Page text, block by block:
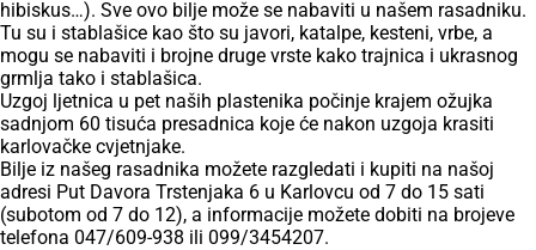
hibiskus…). Sve ovo bilje može se nabaviti u našem rasadniku.
Tu su i stablašice kao što su javori, katalpe, kesteni, vrbe, a
mogu se nabaviti i brojne druge vrste kako trajnica i ukrasnog
grmlja tako i stablašica.
Uzgoj ljetnica u pet naših plastenika počinje krajem ožujka
sadnjom 60 tisuća presadnica koje će nakon uzgoja krasiti
karlovačke cvjetnjake.
Bilje iz našeg rasadnika možete razgledati i kupiti na našoj
adresi Put Davora Trstenjaka 6 u Karlovcu od 7 do 15 sati
(subotom od 7 do 12), a informacije možete dobiti na brojeve
telefona 047/609-938 ili 099/3454207.